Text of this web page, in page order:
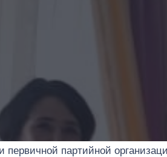
первичной партийной